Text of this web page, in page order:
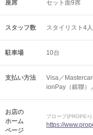
座席 セット面9席
スタッフ数 スタイリスト4
駐車場 10台
支払い方法
Visa／
ionPay（銀聯）
お店の
ホーム
ページ
プロープ(PROPE+)
https://